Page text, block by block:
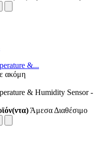
&...
ακόμη
& Humidity Sensor -
Άμεσα Διαθέσιμο